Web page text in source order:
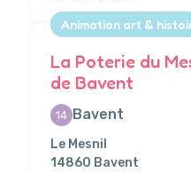
Animation art &
La Poterie du
de Bavent
14 Bavent
Le Mesnil
14860 Bavent